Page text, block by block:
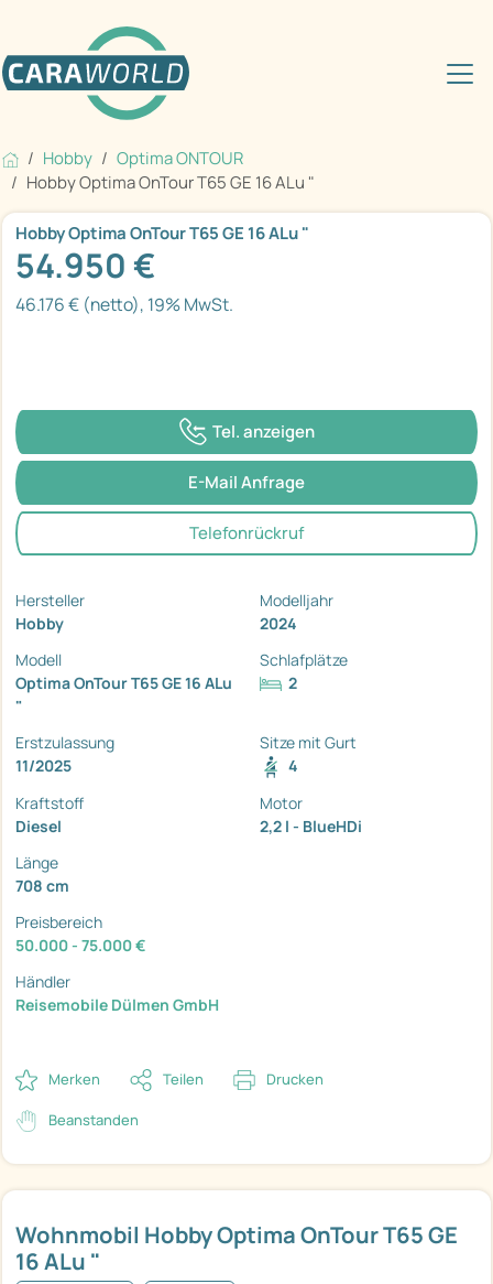
Hobby
Optima ONTOUR
Hobby Optima OnTour T65 GE 16 ALu "
Wohnmobil Hobby Optima OnTour T65 GE
16 ALu "
Hobby Optima OnTour T65 GE 16 ALu "
54.950 €
46.176 € (netto), 19% MwSt.
Tel. anzeigen
E-Mail Anfrage
Telefonrückruf
Hersteller
Hobby
Modelljahr
2024
Modell
Optima OnTour T65 GE 16 ALu
"
Schlafplätze
2
Erstzulassung
11/2025
Sitze mit Gurt
4
Kraftstoff
Diesel
Motor
2,2 l - BlueHDi
Länge
708 cm
Preisbereich
50.000 - 75.000 €
Händler
Reisemobile Dülmen GmbH
Merken Teilen Drucken
Beanstanden